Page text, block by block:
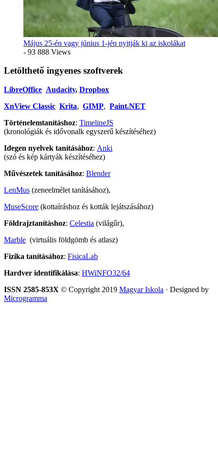
Május 25-én vagy június 1-jén nyitják ki az iskolákat
- 93 888 Views
Letölthető ingyenes szoftverek
LibreOffice Audacity, Dropbox
XnView Classic Krita, GIMP, Paint.NET
Történelemtanításhoz: TimelineJS
(kronológiák és idővonalk egyszerű készítéséhez)
Idegen nyelvek tanításához: Anki
(szó és kép kártyák készítéséhez)
Művészetek tanításához: Blender
LenMus (zeneelmélet tanításához),
MuseScore (kottaíráshoz és kották lejátszásához)
Földrajztanításhoz: Celestia (világűr),
Marble (virtuális földgömb és atlasz)
Fizika tanításához: FisicaLab
Hardver identifikálása: HWiNFO32/64
ISSN 2585-853X © Copyright 2019 Magyar Iskola · Designed by
Microgramma